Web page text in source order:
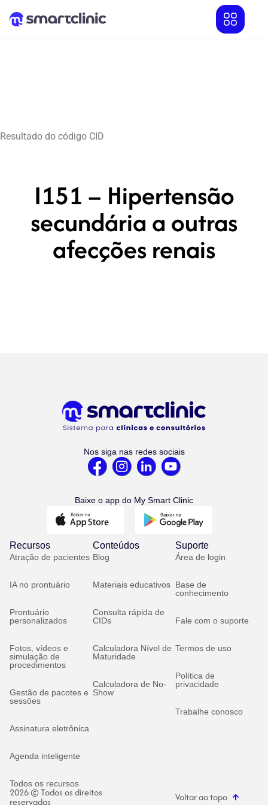
Resultado do código CID
I151 – Hipertensão
secundária a outras
afecções renais
Nos siga nas redes sociais
Baixe o app do My Smart Clinic
Recursos
Atração de pacientes
IA no prontuário
Prontuário
personalizados
Fotos, vídeos e
simulação de
procedimentos
Gestão de pacotes e
sessões
Assinatura eletrônica
Agenda inteligente
Todos os recursos
Conteúdos
Blog
Materiais educativos
Consulta rápida de
CIDs
Calculadora Nível de
Maturidade
Calculadora de No-
Show
Suporte
Área de login
Base de
conhecimento
Fale com o suporte
Termos de uso
Política de
privacidade
Trabalhe conosco
2026 © Todos os direitos
reservados Voltar ao topo